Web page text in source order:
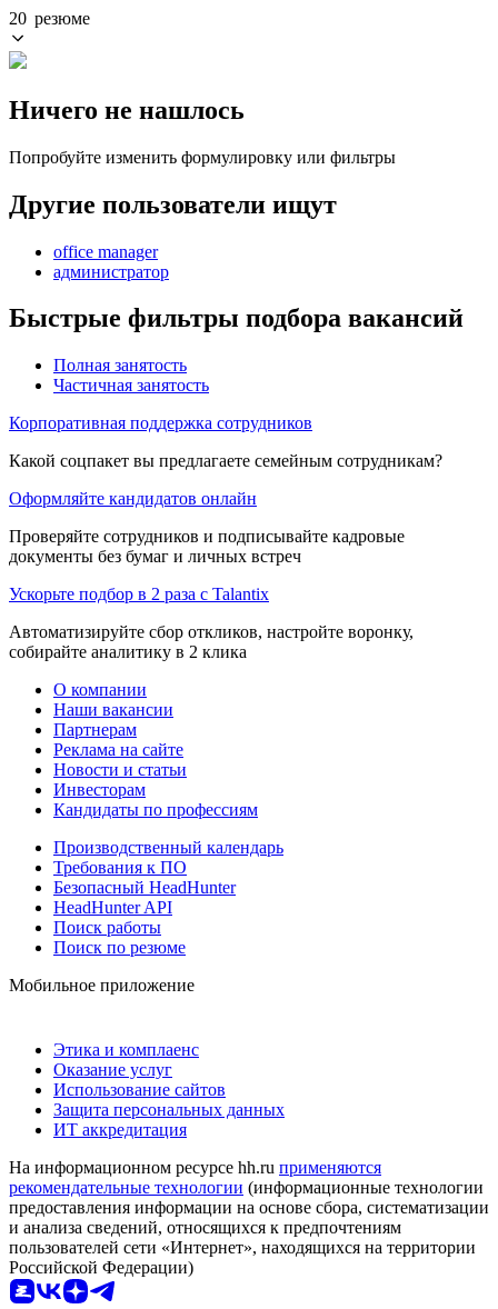
20 резюме
Ничего не нашлось
Попробуйте изменить формулировку или фильтры
Другие пользователи ищут
office manager
администратор
Быстрые фильтры подбора вакансий
Полная занятость
Частичная занятость
Корпоративная поддержка сотрудников
Какой соцпакет вы предлагаете семейным сотрудникам?
Оформляйте кандидатов онлайн
Проверяйте сотрудников и подписывайте кадровые
документы без бумаг и личных встреч
Ускорьте подбор в 2 раза с Talantix
Автоматизируйте сбор откликов, настройте воронку,
собирайте аналитику в 2 клика
О компании
Наши вакансии
Партнерам
Реклама на сайте
Новости и статьи
Инвесторам
Кандидаты по профессиям
Производственный календарь
Требования к ПО
Безопасный HeadHunter
HeadHunter API
Поиск работы
Поиск по резюме
Мобильное приложение
Этика и комплаенс
Оказание услуг
Использование сайтов
Защита персональных данных
ИТ аккредитация
На информационном ресурсе hh.ru применяются
рекомендательные технологии (информационные технологии
предоставления информации на основе сбора, систематизации
и анализа сведений, относящихся к предпочтениям
пользователей сети «Интернет», находящихся на территории
Российской Федерации)